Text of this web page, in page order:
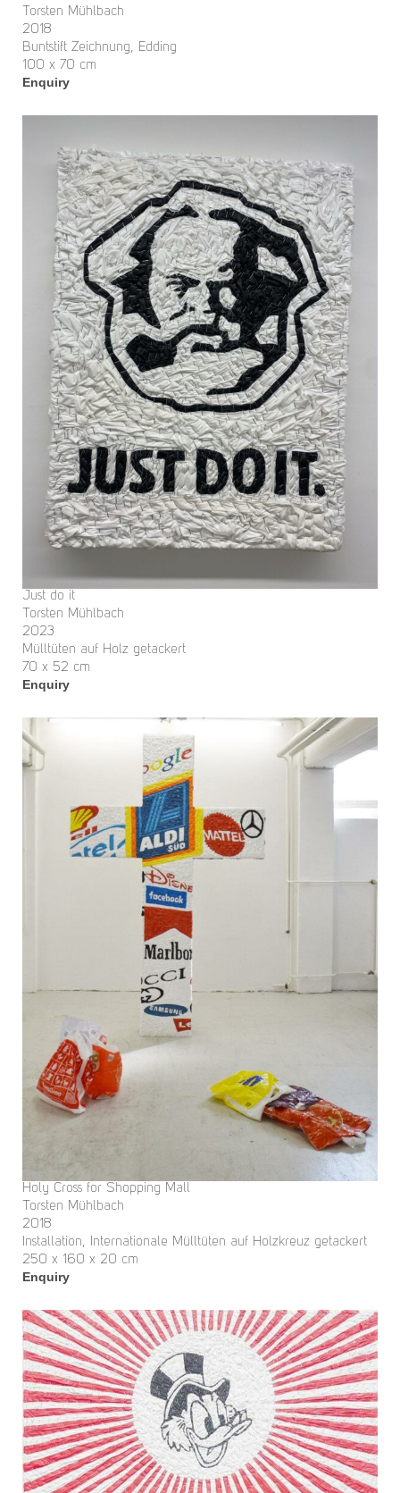
Torsten Mühlbach
2018
Buntstift Zeichnung, Edding
100 x 70 cm
Enquiry
Just do it
Torsten Mühlbach
2023
Mülltüten auf Holz getackert
70 x 52 cm
Enquiry
Holy Cross for Shopping Mall
Torsten Mühlbach
2018
Installation, Internationale Mülltüten auf Holzkreuz getackert
250 x 160 x 20 cm
Enquiry